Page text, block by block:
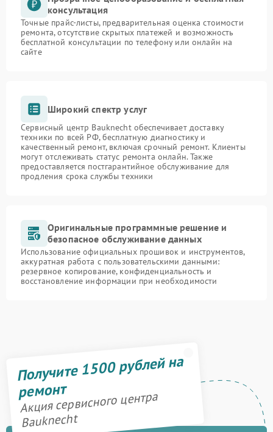
консультация
Точные прайс-листы, предварительная оценка стоимости
ремонта, отсутствие скрытых платежей и возможность
бесплатной консультации по телефону или онлайн на
сайте
Широкий спектр услуг
Сервисный центр Bauknecht обеспечивает доставку
техники по всей РФ, бесплатную диагностику и
качественный ремонт, включая срочный ремонт. Клиенты
могут отслеживать статус ремонта онлайн. Также
предоставляется постгарантийное обслуживание для
продления срока службы техники
Оригинальные программные решение и
безопасное обслуживание данных
Использование официальных прошивок и инструментов,
аккуратная работа с пользовательскими данными:
резервное копирование, конфиденциальность и
восстановление информации при необходимости
Получите 1500 рублей на
ремонт
Акция сервисного центра
Bauknecht